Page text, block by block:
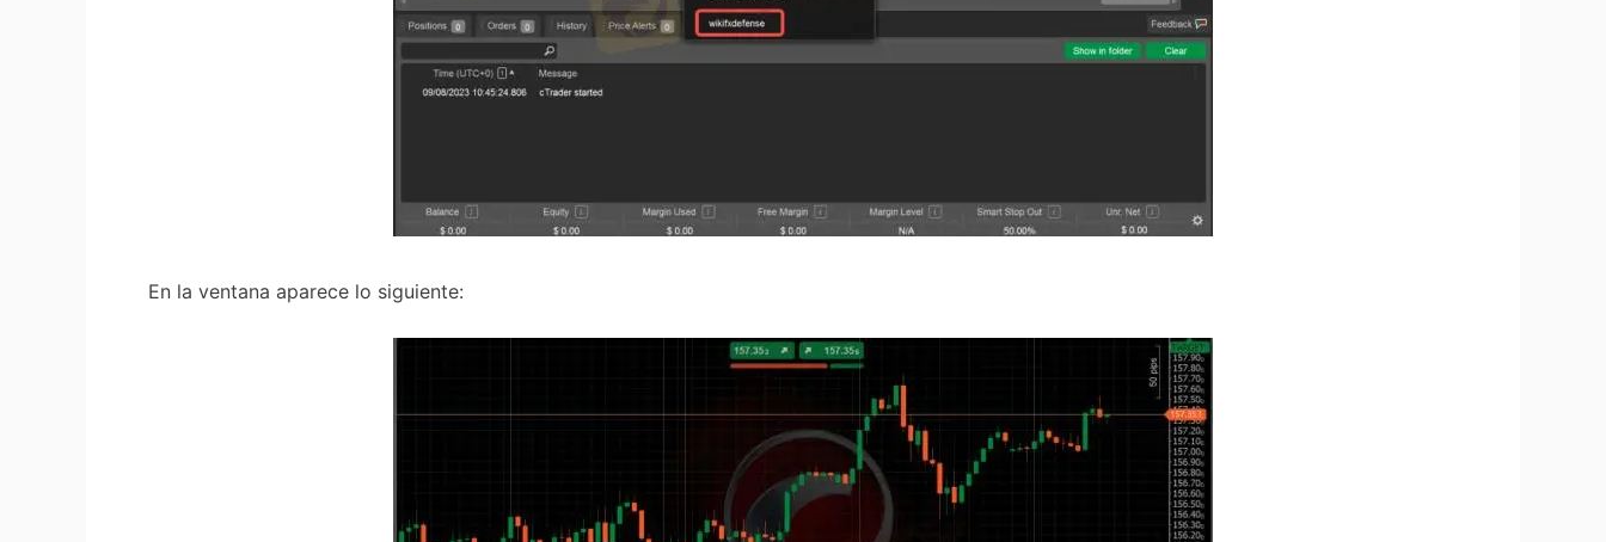
En la ventana aparece lo siguiente: